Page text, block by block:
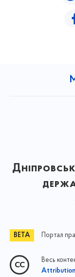
Портал
Весь
Attribution